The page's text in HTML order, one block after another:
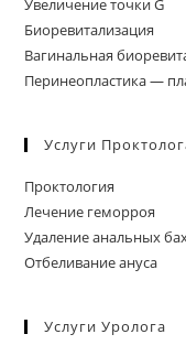
Биоревитализация
Вагинальная
Перинеопластика —
Услуги
Проктология
Лечение геморроя
Удаление анальных
Отбеливание ануса
Услуги Уролога